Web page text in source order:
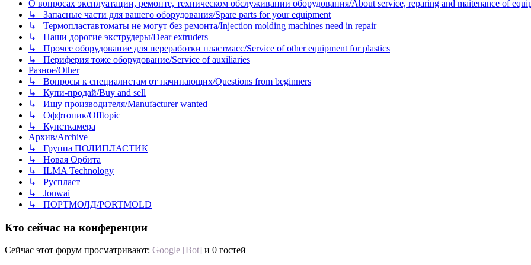
О вопросах эксплуатации, ремонте, техническом обслуживании оборудования/About service, reparing and maitenance of
↳ Запасные части для вашего оборудования/Spare parts for your equipment
↳ Термопластавтоматы не могут без ремонта/Injection molding machines need in repair
↳ Наши дорогие экструдеры/Dear extruders
↳ Прочее оборудование для переработки пластмасс/Service of other equipment for plastics
↳ Периферия тоже оборудование/Service of auxiliaries
Разное/Other
↳ Вопросы к специалистам от начинающих/Questions from beginners
↳ Купи-продай/Buy and sell
↳ Ищу производителя/Manufacturer wanted
↳ Оффтопик/Offtopic
↳ Кунсткамера
Архив/Archive
↳ Группа ПОЛИПЛАСТИК
↳ Новая Орбита
↳ ILMA Technology
↳ Руспласт
↳ Jonwai
↳ ПОРТМОЛД/PORTMOLD
Кто сейчас на конференции
Сейчас этот форум просматривают: Google [Bot] и 0 гостей